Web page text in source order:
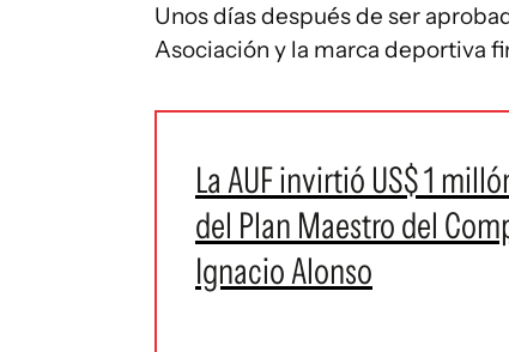
Unos días después de ser
Asociación y la marca deportiva
La AUF invirtió US$ 1
del Plan Maestro del
Ignacio Alonso